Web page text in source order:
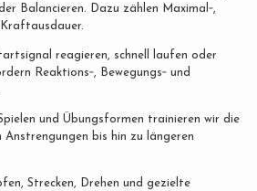
Balancieren. Dazu zählen Maximal‐,
reagieren, schnell laufen oder
Reaktions‐, Bewegungs‐ und
und Übungsformen trainieren wir die
Anstrengungen bis hin zu längeren
Strecken, Drehen und gezielte